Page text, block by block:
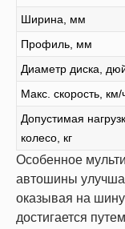
Ширина, мм
Профиль, мм
Диаметр диска,
Макс. скорость, км/
Допустимая
колесо, кг
Особенное
автошины
оказывая на
достигается